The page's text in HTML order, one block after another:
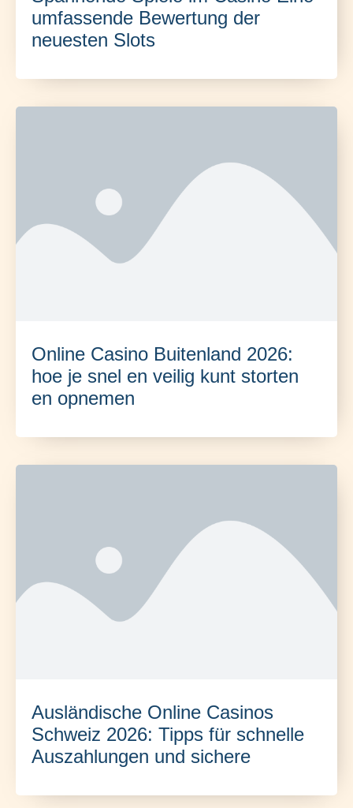
umfassende Bewertung der
neuesten Slots
Online Casino Buitenland 2026:
hoe je snel en veilig kunt storten
en opnemen
Ausländische Online Casinos
Schweiz 2026: Tipps für schnelle
Auszahlungen und sichere